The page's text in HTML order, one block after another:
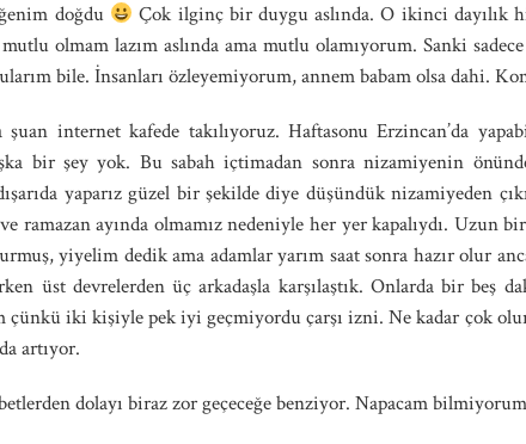
doğdu
Çok ilginç bir duygu aslında. O ikinci dayılık
olmam lazım aslında ama mutlu olamıyorum. Sanki
bile. İnsanları özleyemiyorum, annem babam olsa dahi.
şuan internet kafede takılıyoruz. Haftasonu Erzincan’da
bir şey yok. Bu sabah içtimadan sonra nizamiyenin
yaparız güzel bir şekilde diye düşündük nizamiyeden
ramazan ayında olmamız nedeniyle her yer kapalıydı.
yiyelim dedik ama adamlar yarım saat sonra hazır olur
üst devrelerden üç arkadaşla karşılaştık. Onlarda bir beş
iki kişiyle pek iyi geçmiyordu çarşı izni. Ne kadar çok
artıyor.
dolayı biraz zor geçeceğe benziyor. Napacam